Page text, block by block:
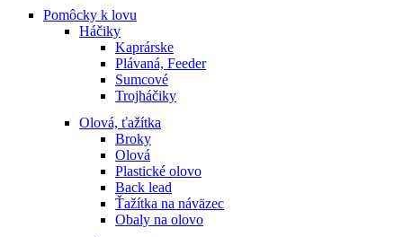
Pomôcky k lovu
Háčiky
Kaprárske
Plávaná, Feeder
Sumcové
Trojháčiky
Olová, ťažítka
Broky
Olová
Plastické olovo
Back lead
Ťažítka na náväzec
Obaly na olovo